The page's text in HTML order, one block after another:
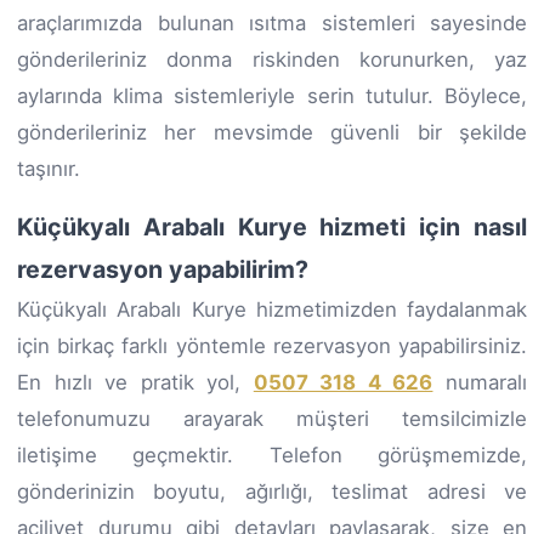
araçlarımızda bulunan ısıtma sistemleri sayesinde
gönderileriniz donma riskinden korunurken, yaz
aylarında klima sistemleriyle serin tutulur. Böylece,
gönderileriniz her mevsimde güvenli bir şekilde
taşınır.
Küçükyalı Arabalı Kurye hizmeti için nasıl
rezervasyon yapabilirim?
Küçükyalı Arabalı Kurye hizmetimizden faydalanmak
için birkaç farklı yöntemle rezervasyon yapabilirsiniz.
En hızlı ve pratik yol, 0507 318 4 626 numaralı
telefonumuzu arayarak müşteri temsilcimizle
iletişime geçmektir. Telefon görüşmemizde,
gönderinizin boyutu, ağırlığı, teslimat adresi ve
aciliyet durumu gibi detayları paylaşarak, size en